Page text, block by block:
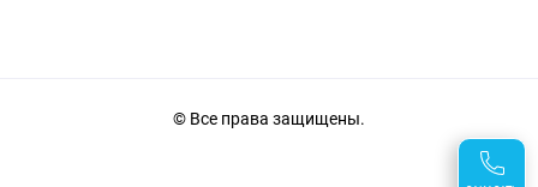
© Все права защищены.